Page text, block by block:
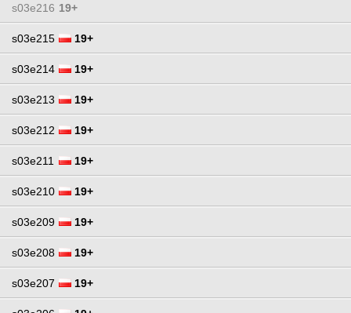
s03e216 19+
s03e215 19+
s03e214 19+
s03e213 19+
s03e212 19+
s03e211 19+
s03e210 19+
s03e209 19+
s03e208 19+
s03e207 19+